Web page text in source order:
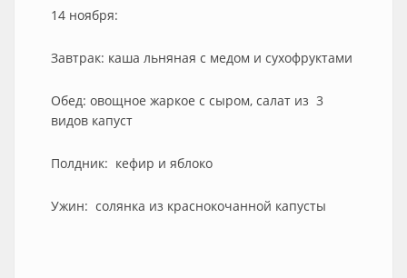
14 ноября:
Завтрак: каша льняная с медом и сухофруктами
Обед: овощное жаркое с сыром, салат из 3
видов капуст
Полдник: кефир и яблоко
Ужин: солянка из краснокочанной капусты